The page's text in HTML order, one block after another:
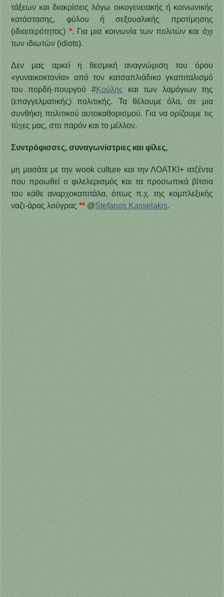
τάξεων και διακρίσεις λόγω οικογενειακής ή κοινωνικής
κατάστασης, φύλου ή σεξουαλικής προτίμησης
(ιδιαιτερότητας)*. Για μια κοινωνία των πολιτών και όχι
των ιδιωτών (idiots).
Δεν μας αρκεί η θεσμική αναγνώριση του όρου
«γυναικοκτονία» από τον κατσαπλιάδικο γκαπιταλισμό
του πορδή-πουργού #Κούλης και των λαμόγιων της
(επαγγελματικής) πολιτικής. Τα θέλουμε όλα, σε μια
συνθήκη πολιτικού αυτοκαθορισμού. Για να ορίζουμε τις
τύχες μας, στο παρόν και το μέλλον.
Συντρόφισσες, συναγωνίστριες και φίλες,
μη μασάτε με την wook culture και την ΛΟΑΤΚΙ+ ατζέντα
που προωθεί ο φιλελερισμός και τα προσωπικά βίτσια
του κάθε αναρχοκαπιτάλα, όπως π.χ. της κομπλεξικής
ναζι-άρας λούγρας** @Stefanos Kasselakis.